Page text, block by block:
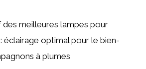
meilleures lampes pour
éclairage optimal pour le bien-
à plumes